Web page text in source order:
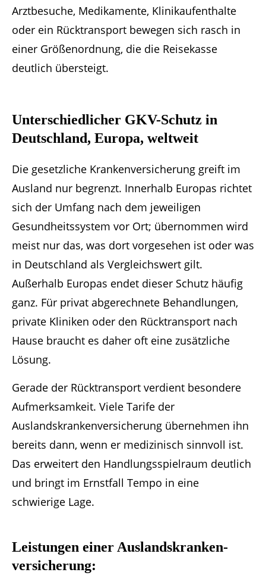
Arztbesuche, Medikamente, Klinikaufenthalte
oder ein Rücktransport bewegen sich rasch in
einer Größenordnung, die die Reisekasse
deutlich übersteigt.
Unterschiedlicher GKV-Schutz in
Deutschland, Europa, weltweit
Die gesetzliche Krankenversicherung greift im
Ausland nur begrenzt. Innerhalb Europas richtet
sich der Umfang nach dem jeweiligen
Gesundheitssystem vor Ort; übernommen wird
meist nur das, was dort vorgesehen ist oder was
in Deutschland als Vergleichswert gilt.
Außerhalb Europas endet dieser Schutz häufig
ganz. Für privat abgerechnete Behandlungen,
private Kliniken oder den Rücktransport nach
Hause braucht es daher oft eine zusätzliche
Lösung.
Gerade der Rücktransport verdient besondere
Aufmerksamkeit. Viele Tarife der
Auslandskrankenversicherung übernehmen ihn
bereits dann, wenn er medizinisch sinnvoll ist.
Das erweitert den Handlungsspielraum deutlich
und bringt im Ernstfall Tempo in eine
schwierige Lage.
Leistungen einer Auslandskranken­
versicherung: